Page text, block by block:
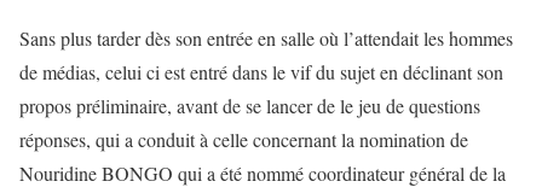
Sans plus tarder dès son entrée en salle où l’attendait les hommes
de médias, celui ci est entré dans le vif du sujet en déclinant son
propos préliminaire, avant de se lancer de le jeu de questions
réponses, qui a conduit à celle concernant la nomination de
Nouridine BONGO qui a été nommé coordinateur général de la